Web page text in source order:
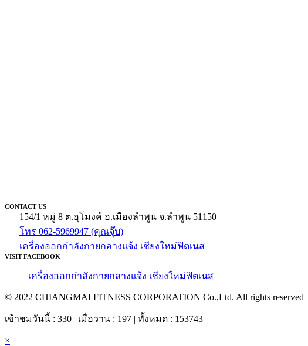
CONTACT US
154/1 หมู่ 8 ต.อุโมงค์ อ.เมืองลำพูน จ.ลำพูน 51150
โทร 062-5969947 (คุณจุ๊บ)
เครื่องออกกำลังกายกลางแจ้ง เชียงใหม่ฟิตเนส
VISIT FACEBOOK
เครื่องออกกำลังกายกลางแจ้ง เชียงใหม่ฟิตเนส
© 2022 CHIANGMAI FITNESS CORPORATION Co.,Ltd. All rights reserved
เข้าชมวันนี้ : 330 | เมื่อวาน : 197 | ทั้งหมด : 153743
×